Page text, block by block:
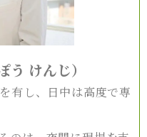
う けんじ）
有し、日中は高度で専